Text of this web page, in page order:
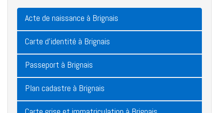
Acte de naissance à Brignais
Carte d'identité à Brignais
Passeport à Brignais
Plan cadastre à Brignais